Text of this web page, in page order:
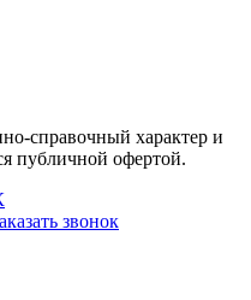
справочный характер и
публичной офертой.
звонок